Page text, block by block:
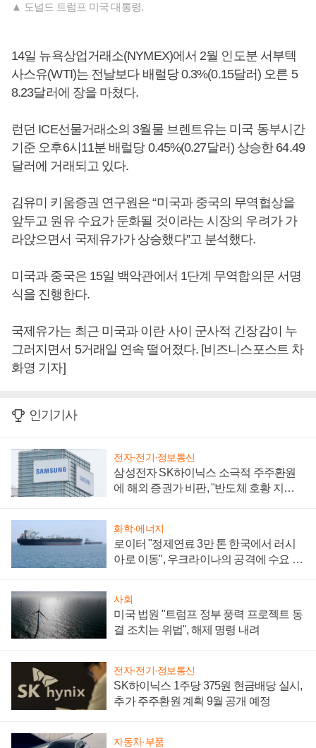
▲ 도널드 트럼프 미국 대통령.
14일 뉴욕상업거래소(NYMEX)에서 2월 인도분 서부텍
사스유(WTI)는 전날보다 배럴당 0.3%(0.15달러) 오른 5
8.23달러에 장을 마쳤다.
런던 ICE선물거래소의 3월물 브렌트유는 미국 동부시간
기준 오후6시11분 배럴당 0.45%(0.27달러) 상승한 64.49
달러에 거래되고 있다.
김유미 키움증권 연구원은 “미국과 중국의 무역협상을
앞두고 원유 수요가 둔화될 것이라는 시장의 우려가 가
라앉으면서 국제유가가 상승했다”고 분석했다.
미국과 중국은 15일 백악관에서 1단계 무역합의문 서명
식을 진행한다.
국제유가는 최근 미국과 이란 사이 군사적 긴장감이 누
그러지면서 5거래일 연속 떨어졌다. [비즈니스포스트 차
화영 기자]
인기기사
전자·전기·정보통신
삼성전자 SK하이닉스 소극적 주주환원
에 해외 증권가 비판, "반도체 호황 지속
화학·에너지
로이터 "정제연료 3만 톤 한국에서 러시
아로 이동", 우크라이나의 공격에 수요 늘
사회
미국 법원 "트럼프 정부 풍력 프로젝트 동
결 조치는 위법", 해제 명령 내려
전자·전기·정보통신
SK하이닉스 1주당 375원 현금배당 실시,
추가 주주환원 계획 9월 공개 예정
자동차·부품